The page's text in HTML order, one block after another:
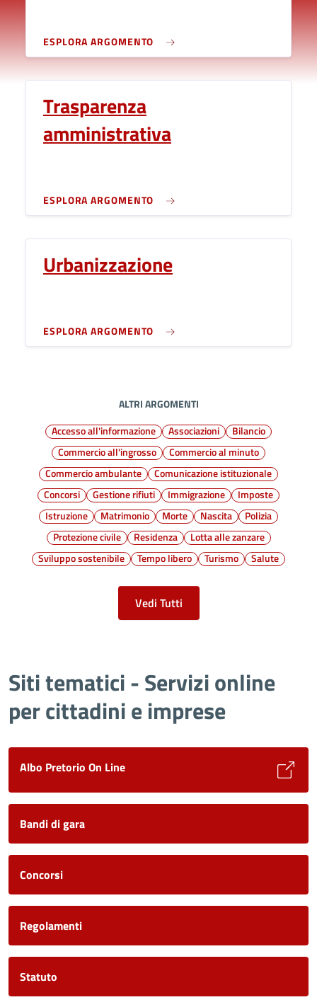
ESPLORA ARGOMENTO
Trasparenza
amministrativa
ESPLORA ARGOMENTO
Urbanizzazione
ESPLORA ARGOMENTO
ALTRI ARGOMENTI
Accesso all'informazione
Associazioni
Bilancio
Commercio all'ingrosso
Commercio al minuto
Commercio ambulante
Comunicazione istituzionale
Concorsi
Gestione rifiuti Immigrazione
Imposte
Istruzione
Matrimonio Morte Nascita
Polizia
Protezione civile
Residenza
Lotta alle zanzare
Sviluppo sostenibile
Tempo libero Turismo Salute
Vedi Tutti
Siti tematici - Servizi online
per cittadini e imprese
Albo Pretorio On Line
Bandi di gara
Concorsi
Regolamenti
Statuto